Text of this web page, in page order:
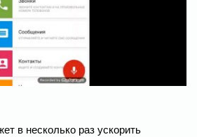
в несколько раз ускорить